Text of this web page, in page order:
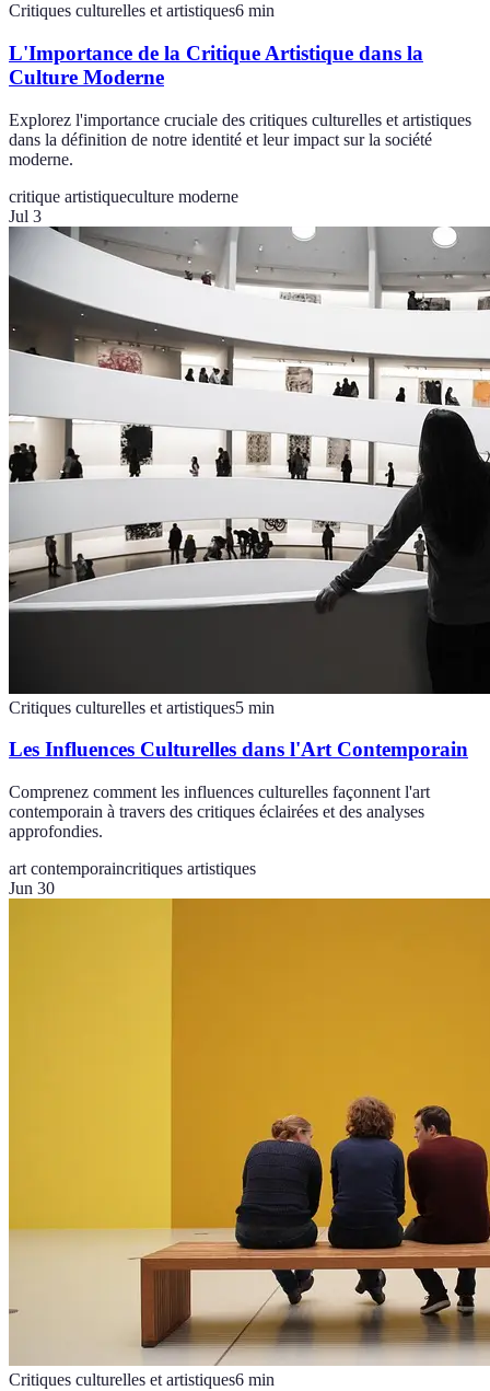
Critiques culturelles et artistiques6 min
L'Importance de la Critique Artistique dans la
Culture Moderne
Explorez l'importance cruciale des critiques culturelles et artistiques
dans la définition de notre identité et leur impact sur la société
moderne.
critique artistiqueculture moderne
Jul 3
Critiques culturelles et artistiques5 min
Les Influences Culturelles dans l'Art Contemporain
Comprenez comment les influences culturelles façonnent l'art
contemporain à travers des critiques éclairées et des analyses
approfondies.
art contemporaincritiques artistiques
Jun 30
Critiques culturelles et artistiques6 min